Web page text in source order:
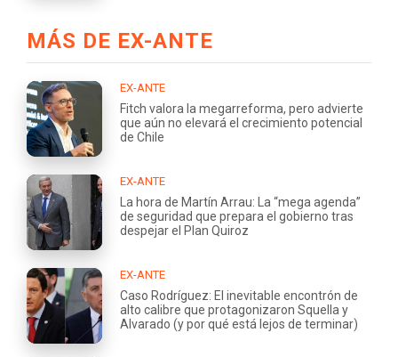
MÁS DE EX-ANTE
EX-ANTE
Fitch valora la megarreforma, pero advierte
que aún no elevará el crecimiento potencial
de Chile
EX-ANTE
La hora de Martín Arrau: La “mega agenda”
de seguridad que prepara el gobierno tras
despejar el Plan Quiroz
EX-ANTE
Caso Rodríguez: El inevitable encontrón de
alto calibre que protagonizaron Squella y
Alvarado (y por qué está lejos de terminar)